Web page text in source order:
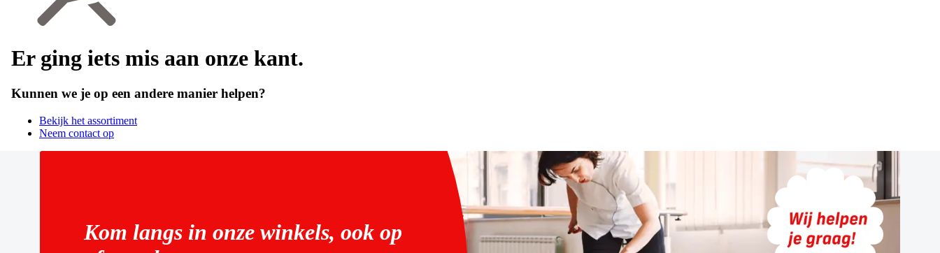
Er ging iets mis aan onze kant.
Kunnen we je op een andere manier helpen?
Bekijk het assortiment
Neem contact op
Kom langs in onze winkels, ook op